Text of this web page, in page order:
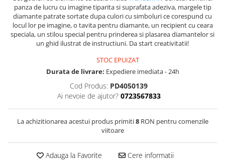
panza de lucru cu imagine tiparita si suprafata adeziva, margele tip
diamante patrate sortate dupa culori cu simboluri ce corespund cu
locul lor pe imagine, o tavita pentru diamante, un recipient cu ceara
speciala, un stilou special pentru prinderea si plasarea diamantelor si
un ghid ilustrat de instructiuni. Da start creativitatii!
STOC EPUIZAT
Durata de livrare: Expediere imediata - 24h
Cod Produs: PD4050139
Ai nevoie de ajutor? 0723567833
La achizitionarea acestui produs primiti8RON pentru comenzile
viitoare
Adauga la Favorite Cere informatii